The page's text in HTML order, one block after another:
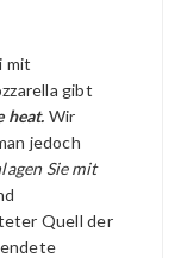
mit
gibt
heat. Wir
jedoch
Sie mit
Quell der